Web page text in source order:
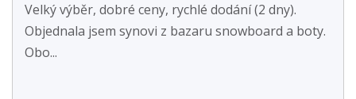
Velký výběr, dobré ceny, rychlé dodání (2 dny).
Objednala jsem synovi z bazaru snowboard a boty.
Obo...